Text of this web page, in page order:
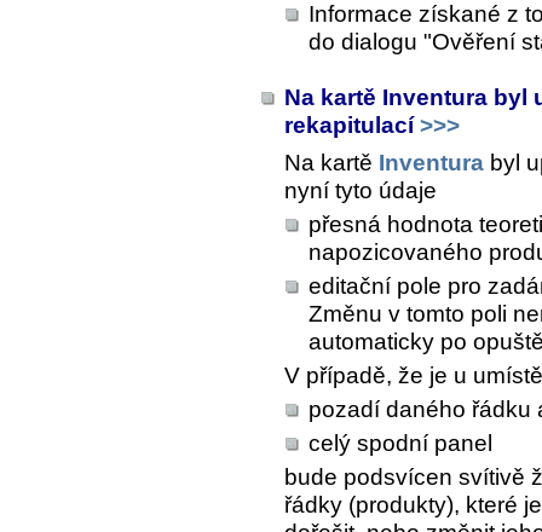
Informace získané z
do dialogu "Ověření
Na kartě Inventura byl
rekapitulací>>>
Na kartě Inventura byl
nyní tyto údaje
přesná hodnota
napozicovaného
editační pole pro
Změnu v tomto poli
automaticky po
V případě, že je u
pozadí daného řádku
celý spodní panel
bude podsvícen svítivě
řádky (produkty), které